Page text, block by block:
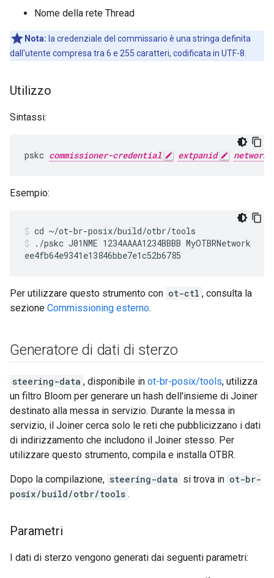
Nome della rete Thread
Nota: la credenziale del commissario è una stringa definita
dall'utente compresa tra 6 e 255 caratteri, codificata in UTF-8.
Utilizzo
Sintassi:
pskc commissioner-credential extpanid network-
Esempio:
cd ~/ot-br-posix/build/otbr/tools
./pskc J01NME 1234AAAA1234BBBB MyOTBRNetwork
Per utilizzare questo strumento con ot-ctl , consulta la
sezione Commissioning esterno.
Generatore di dati di sterzo
steering-data , disponibile in ot-br-posix/tools, utilizza
un filtro Bloom per generare un hash dell'insieme di Joiner
destinato alla messa in servizio. Durante la messa in
servizio, il Joiner cerca solo le reti che pubblicizzano i dati
di indirizzamento che includono il Joiner stesso. Per
utilizzare questo strumento, compila e installa OTBR.
Dopo la compilazione, steering-data si trova in ot-br-
posix/build/otbr/tools .
Parametri
I dati di sterzo vengono generati dai seguenti parametri: